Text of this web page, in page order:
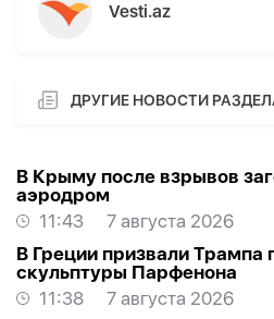
Vesti.az
ДРУГИЕ НОВОСТИ
В Крыму после взрывов
аэродром
11:43
7 августа 2026
В Греции призвали Трампа
скульптуры Парфенона
11:38
7 августа 2026